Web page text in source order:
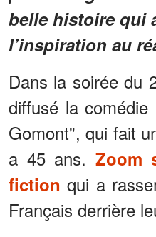
belle histoire qui
l’inspiration au
Dans la soirée du
diffusé la
Gomont", qui fait
a 45 ans. Zoom
fiction qui a
Français derrière